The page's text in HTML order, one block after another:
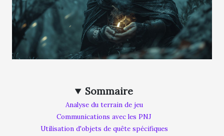
Sommaire
Analyse du terrain de jeu
Communications avec les PNJ
Utilisation d'objets de quête spécifiques